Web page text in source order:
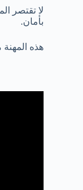
لا تقتصر
بأمان.
هذه